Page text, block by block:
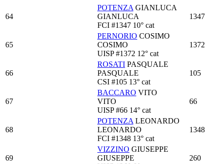
64
POTENZA GIANLUCA
GIANLUCA
FCI #1347 10° cat
1347
65
PERNORIO COSIMO
COSIMO
UISP #1372 12° cat
1372
66
ROSATI PASQUALE
PASQUALE
CSI #105 13° cat
105
67
BACCARO VITO
VITO
UISP #66 14° cat
66
68
POTENZA LEONARDO
LEONARDO
FCI #1348 13° cat
1348
69
VIZZINO GIUSEPPE
GIUSEPPE
260